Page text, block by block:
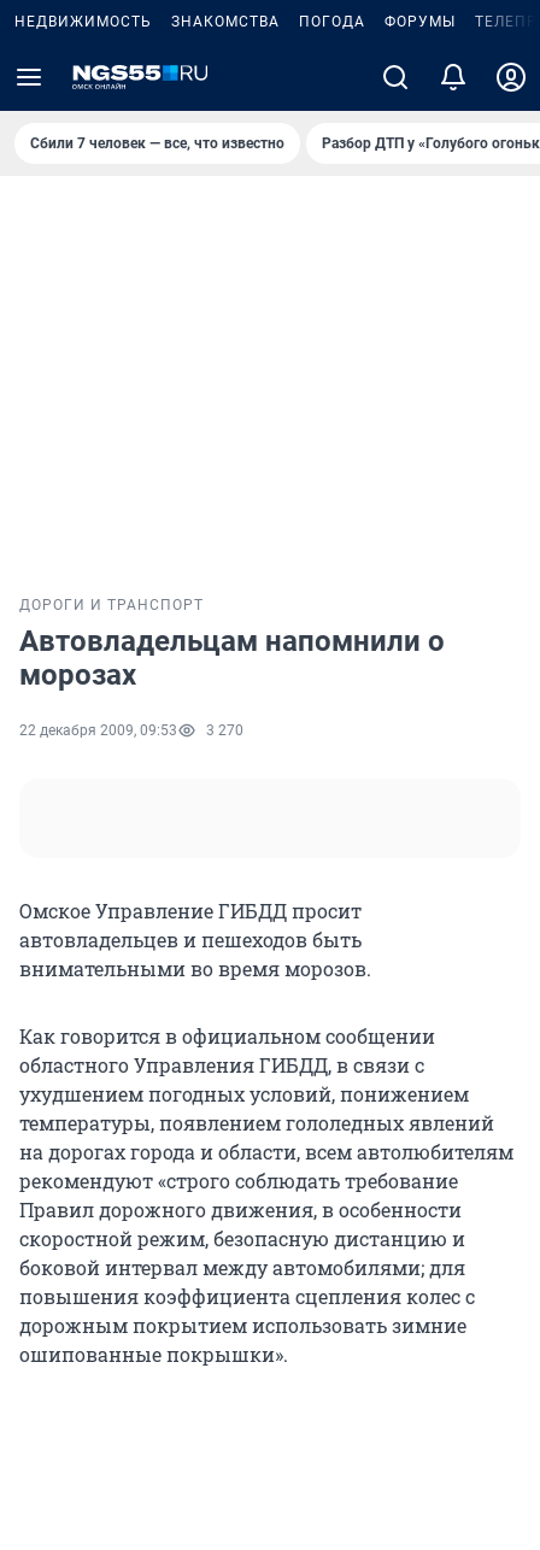
НЕДВИЖИМОСТЬ ЗНАКОМСТВА ПОГОДА ФОРУМЫ
Сбили 7 человек — все, что известно Разбор ДТП у «Голубого
ДОРОГИ И ТРАНСПОРТ
Автовладельцам напомнили о
морозах
22 декабря 2009, 09:53 3 270
Омское Управление ГИБДД просит
автовладельцев и пешеходов быть
внимательными во время морозов.
Как говорится в официальном сообщении
областного Управления ГИБДД, в связи с
ухудшением погодных условий, понижением
температуры, появлением гололедных явлений
на дорогах города и области, всем автолюбителям
рекомендуют «строго соблюдать требование
Правил дорожного движения, в особенности
скоростной режим, безопасную дистанцию и
боковой интервал между автомобилями; для
повышения коэффициента сцепления колес с
дорожным покрытием использовать зимние
ошипованные покрышки».